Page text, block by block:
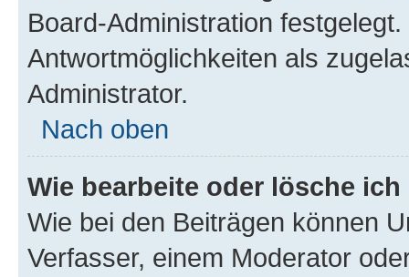
Board-Administration
Antwortmöglichkeiten als
Administrator.
Nach oben
Wie bearbeite oder lösche
Wie bei den Beiträgen können
Verfasser, einem Moderator